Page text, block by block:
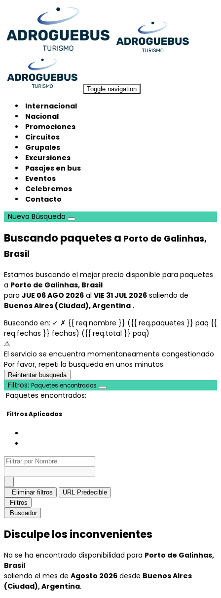
Toggle navigation
Internacional
Nacional
Promociones
Circuitos
Grupales
Excursiones
Pasajes en bus
Eventos
Celebremos
Contacto
Nueva Búsqueda
Buscando paquetes a Porto de Galinhas,
Brasil
Estamos buscando el mejor precio disponible para paquetes
a Porto de Galinhas, Brasil
para JUE 06 AGO 2026 al VIE 31 JUL 2026 saliendo de
Buenos Aires (Ciudad), Argentina .
Buscando en: ✓ ✗ {{ req.nombre }} ({{ req.paquetes }} paq {{
req.fechas }} fechas) ({{ req.total }} paq)
⚠
El servicio se encuentra momentaneamente congestionado
Por favor, repeti la busqueda en unos minutos.
Reintentar busqueda
Filtros: Paquetes encontrados
Paquetes encontrados:
Filtros Aplicados
Eliminar filtros
URL Predecible
Filtros
Buscador
Disculpe los inconvenientes
No se ha encontrado disponibilidad para Porto de Galinhas,
Brasil
saliendo el mes de Agosto 2026 desde Buenos Aires
(Ciudad), Argentina.